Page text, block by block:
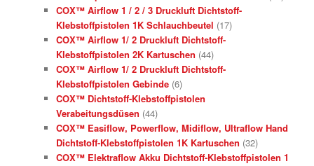
COX™ Airflow 1 / 2 / 3 Druckluft Dichtstoff-
Klebstoffpistolen 1K Schlauchbeutel (17)
COX™ Airflow 1/ 2 Druckluft Dichtstoff-
Klebstoffpistolen 2K Kartuschen (44)
COX™ Airflow 1/ 2 Druckluft Dichtstoff-
Klebstoffpistolen Gebinde (6)
COX™ Dichtstoff-Klebstoffpistolen
Verabeitungsdüsen (44)
COX™ Easiflow, Powerflow, Midiflow, Ultraflow Hand
Dichtstoff-Klebstoffpistolen 1K Kartuschen (32)
COX™ Elektraflow Akku Dichtstoff-Klebstoffpistolen 1